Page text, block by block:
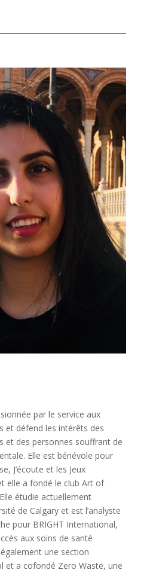
par le service aux
et défend les intérêts des
et des personnes souffrant de
Elle est bénévole pour
J’écoute et les Jeux
elle a fondé le club Art of
étudie actuellement
de Calgary et est l’analyste
pour BRIGHT International,
aux soins de santé
une section
et a cofondé Zero Waste, une